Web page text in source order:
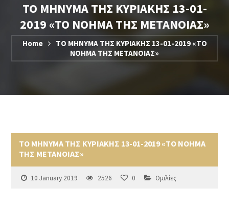
ΤΟ ΜΗΝΥΜΑ ΤΗΣ ΚΥΡΙΑΚΗΣ 13-01-
2019 «ΤΟ ΝΟΗΜΑ ΤΗΣ ΜΕΤΑΝΟΙΑΣ»
Home
ΤΟ ΜΗΝΥΜΑ ΤΗΣ ΚΥΡΙΑΚΗΣ 13-01-2019 «ΤΟ
ΝΟΗΜΑ ΤΗΣ ΜΕΤΑΝΟΙΑΣ»
ΤΟ ΜΗΝΥΜΑ ΤΗΣ ΚΥΡΙΑΚΗΣ 13-01-2019 «ΤΟ ΝΟΗΜΑ
ΤΗΣ ΜΕΤΑΝΟΙΑΣ»
10 January 2019 2526 0 Ομιλίες